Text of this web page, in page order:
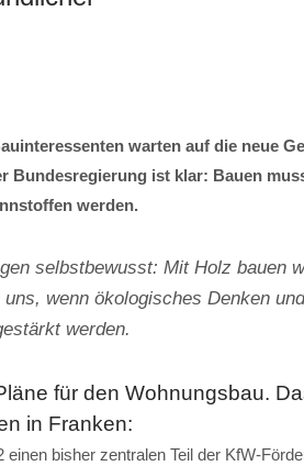
warten auf die neue
Bundesregierung ist klar: Bauen
werden.
selbstbewusst: Mit Holz bauen
wenn ökologisches Denken
werden.
für den Wohnungsbau.
in Franken:
bisher zentralen Teil der KfW-